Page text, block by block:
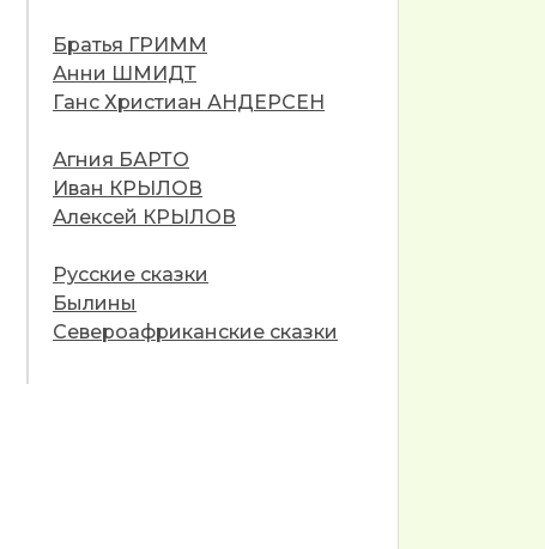
Братья ГРИММ
Анни ШМИДТ
Ганс Христиан АНДЕРСЕН
Агния БАРТО
Иван КРЫЛОВ
Алексей КРЫЛОВ
Русские сказки
Былины
Североафриканские сказки